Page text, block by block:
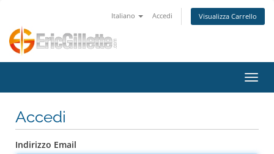
Italiano Accedi Visualizza Carrello
Accedi
Indirizzo Email